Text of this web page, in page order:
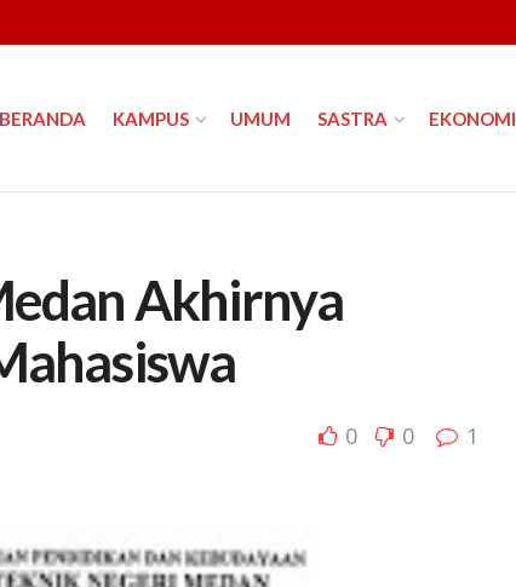
BERANDA KAMPUS UMUM SASTRA EKONOMI
Akhirnya
0 0 1